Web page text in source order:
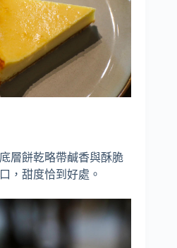
層餅乾略帶鹹香與酥脆
，甜度恰到好處。